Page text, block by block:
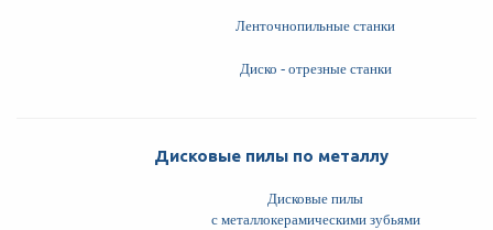
Ленточнопильные станки
Диско - отрезные станки
Дисковые пилы по металлу
Дисковые пилы
с металлокерамическими зубьями